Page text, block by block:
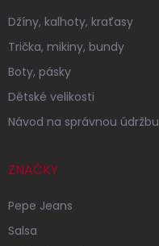
Džíny, kalhoty, kraťasy
Trička, mikiny, bundy
Boty, pásky
Dětské velikosti
Návod na správnou údržbu
ZNAČKY
Pepe Jeans
Salsa